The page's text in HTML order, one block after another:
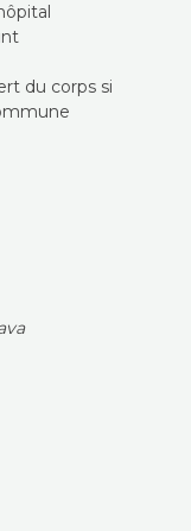
du corps si